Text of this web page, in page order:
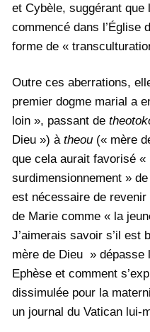
et Cybèle, suggérant
commencé dans l’Église
forme de «
Outre ces aberrations,
premier dogme marial a
loin », passant de
Dieu ») à theou (« mère
que cela aurait favorisé «
surdimensionnement »
est nécessaire de
de Marie comme « la
J’aimerais savoir s’il est
mère de Dieu » dépasse
Ephèse et comment
dissimulée pour la
un journal du Vatican lui-